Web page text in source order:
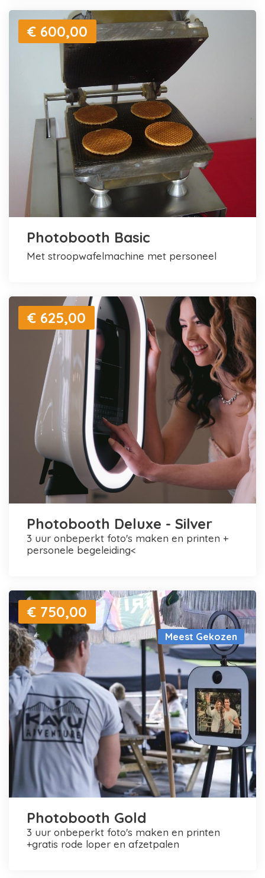
€ 600,00
Photobooth Basic
met stroopwafelmachine met personeel
€ 625,00
Photobooth Deluxe - Silver
3 uur onbeperkt foto's maken en printen +
personele begeleiding<
Meest Gekozen
€ 750,00
Photobooth Gold
3 uur onbeperkt foto's maken en printen
+gratis rode loper en afzetpalen